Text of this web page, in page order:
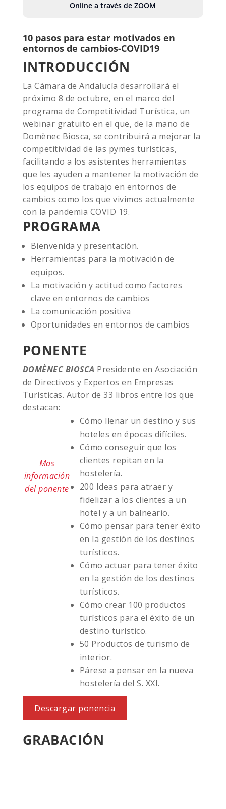
Online a través de ZOOM
10 pasos para estar motivados en
entornos de cambios-COVID19
INTRODUCCIÓN
La Cámara de Andalucía desarrollará el
próximo 8 de octubre, en el marco del
programa de Competitividad Turística, un
webinar gratuito en el que, de la mano de
Domènec Biosca, se contribuirá a mejorar la
competitividad de las pymes turísticas,
facilitando a los asistentes herramientas
que les ayuden a mantener la motivación de
los equipos de trabajo en entornos de
cambios como los que vivimos actualmente
con la pandemia COVID 19.
PROGRAMA
Bienvenida y presentación.
Herramientas para la motivación de
equipos.
La motivación y actitud como factores
clave en entornos de cambios
La comunicación positiva
Oportunidades en entornos de cambios
PONENTE
DOMÈNEC BIOSCA Presidente en Asociación
de Directivos y Expertos en Empresas
Turísticas. Autor de 33 libros entre los que
destacan:
Mas
información
del ponente
Cómo llenar un destino y sus
hoteles en épocas difíciles.
Cómo conseguir que los
clientes repitan en la
hostelería.
200 Ideas para atraer y
fidelizar a los clientes a un
hotel y a un balneario.
Cómo pensar para tener éxito
en la gestión de los destinos
turísticos.
Cómo actuar para tener éxito
en la gestión de los destinos
turísticos.
Cómo crear 100 productos
turísticos para el éxito de un
destino turístico.
50 Productos de turismo de
interior.
Párese a pensar en la nueva
hostelería del S. XXI.
Descargar ponencia
GRABACIÓN